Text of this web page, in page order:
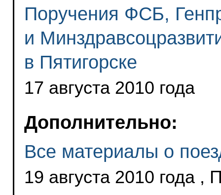
Поручения ФСБ,
и
в Пятигорске
17 августа 2010 года
Дополнительно:
Все материалы о
19 августа 2010 года ,